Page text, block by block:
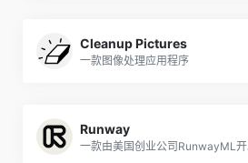
Cleanup Pictures
一款图像处理应用程序
Runway
一款由美国创业公司RunwayML